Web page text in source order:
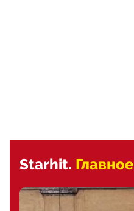
Starhit. Главное